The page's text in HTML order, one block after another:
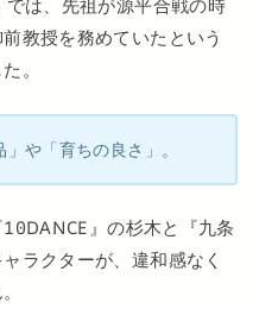
は、先祖が源平合戦の時
教授を務めていたという
。
や「育ちの良さ」。
』の杉木と『九条
ラクターが、違和感なく